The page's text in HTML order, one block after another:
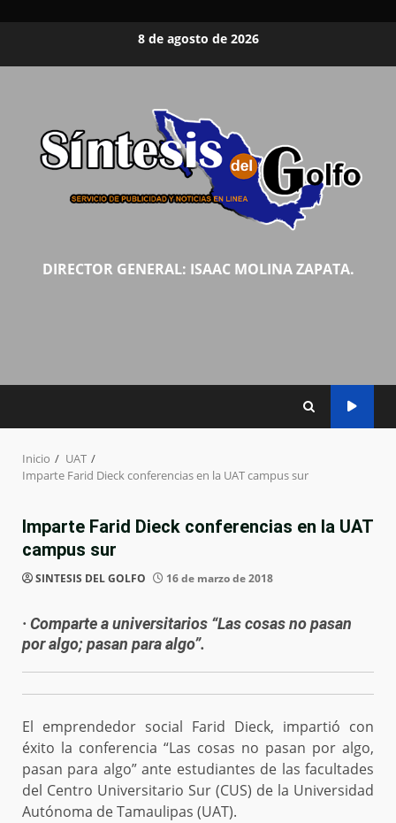
8 de agosto de 2026
DIRECTOR GENERAL: ISAAC MOLINA ZAPATA.
Inicio
UAT
Imparte Farid Dieck conferencias en la UAT campus sur
Imparte Farid Dieck conferencias en la UAT
campus sur
SINTESIS DEL GOLFO 16 de marzo de 2018
· Comparte a universitarios “Las cosas no pasan
por algo; pasan para algo”.
El emprendedor social Farid Dieck, impartió con
éxito la conferencia “Las cosas no pasan por algo,
pasan para algo” ante estudiantes de las facultades
del Centro Universitario Sur (CUS) de la Universidad
Autónoma de Tamaulipas (UAT).